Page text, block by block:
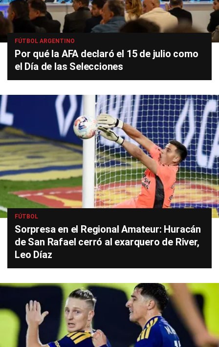
FÚTBOL ARGENTINO
Por qué la AFA declaró el 15 de julio como
el Día de las Selecciones
FÚTBOL
Sorpresa en el Regional Amateur: Huracán
de San Rafael cerró al exarquero de River,
Leo Díaz